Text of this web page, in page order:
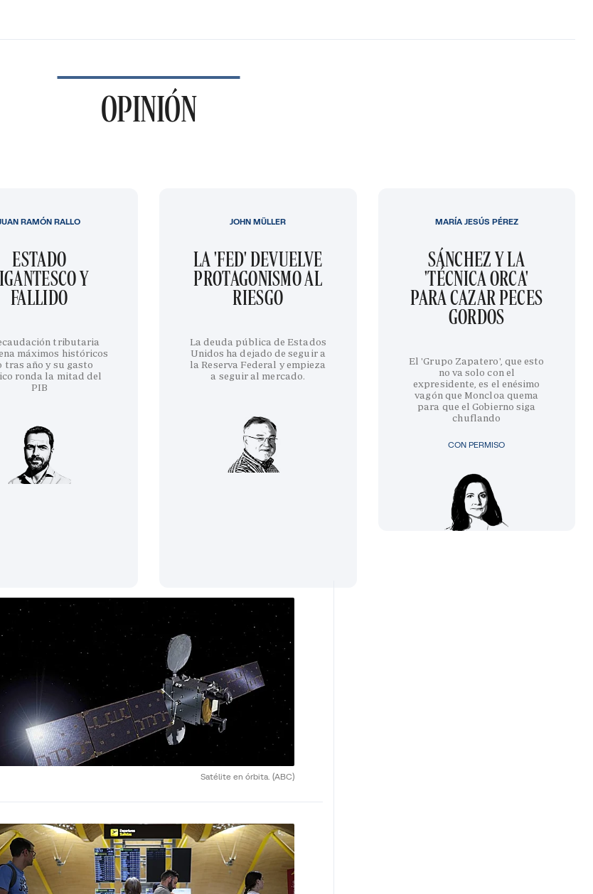
OPINIÓN
ESTADO
Y
FALLIDO
tributaria
máximos históricos
tras año y su gasto
ronda la mitad del
PIB
RAMÓN RALLO
LA 'FED' DEVUELVE
PROTAGONISMO AL
RIESGO
La deuda pública de Estados
Unidos ha dejado de seguir a
la Reserva Federal y empieza
a seguir al mercado.
JOHN MÜLLER
CON PERMISO
SÁNCHEZ Y LA
'TÉCNICA ORCA'
PARA CAZAR PECES
GORDOS
El 'Grupo Zapatero', que esto
no va solo con el
expresidente, es el enésimo
vagón que Moncloa quema
para que el Gobierno siga
chuflando
MARÍA JESÚS PÉREZ
Satélite en órbita. (ABC)